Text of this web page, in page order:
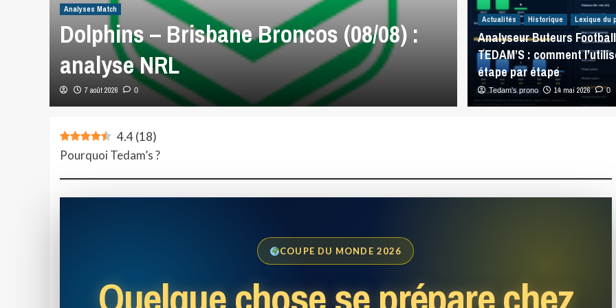
Analyses Match
Dolphins – Brisbane Broncos (08/08) :
analyse NRL
7 août 2026 0
Analyses Match
Melbourne
Sea Eagles
7 août 2026 0
Actualités Historique Lexique du
Analyseur Buteurs Football
TEDAM’S : comment
étape par étape
Tedam's prono 14 mai 2026 0
4.4 (18)
Pourquoi Tedam’s ?
COUPE DU MONDE 2026